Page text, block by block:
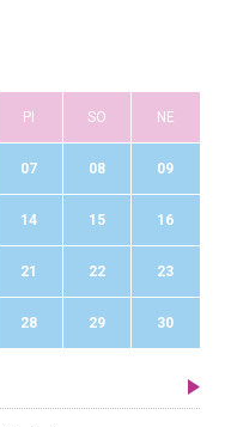
PI SO NE
07 08 09
14 15 16
21 22 23
28 29 30